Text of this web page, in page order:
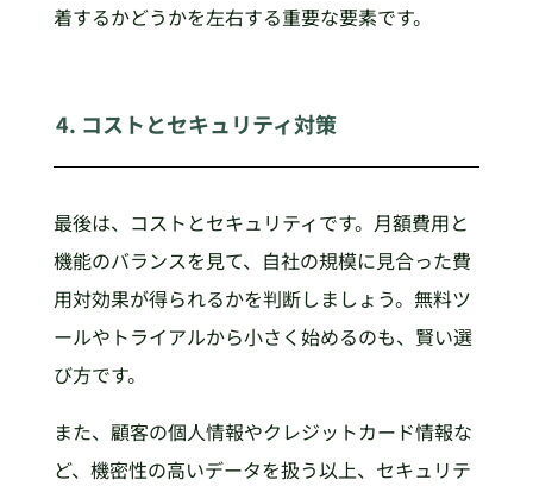
着するかどうかを左右する重要な要素です。
4. コストとセキュリティ対策
最後は、コストとセキュリティです。月額費用と
機能のバランスを見て、自社の規模に見合った費
用対効果が得られるかを判断しましょう。無料ツ
ールやトライアルから小さく始めるのも、賢い選
び方です。
また、顧客の個人情報やクレジットカード情報な
ど、機密性の高いデータを扱う以上、セキュリテ